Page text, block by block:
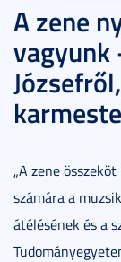
A zene
vagyunk
„A zene
számára a
átélésének és a